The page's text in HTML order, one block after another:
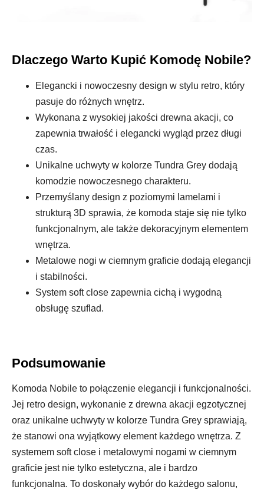
Dlaczego Warto Kupić Komodę Nobile?
Elegancki i nowoczesny design w stylu retro, który
pasuje do różnych wnętrz.
Wykonana z wysokiej jakości drewna akacji, co
zapewnia trwałość i elegancki wygląd przez długi
czas.
Unikalne uchwyty w kolorze Tundra Grey dodają
komodzie nowoczesnego charakteru.
Przemyślany design z poziomymi lamelami i
strukturą 3D sprawia, że komoda staje się nie tylko
funkcjonalnym, ale także dekoracyjnym elementem
wnętrza.
Metalowe nogi w ciemnym graficie dodają elegancji
i stabilności.
System soft close zapewnia cichą i wygodną
obsługę szuflad.
Podsumowanie
Komoda Nobile to połączenie elegancji i funkcjonalności.
Jej retro design, wykonanie z drewna akacji egzotycznej
oraz unikalne uchwyty w kolorze Tundra Grey sprawiają,
że stanowi ona wyjątkowy element każdego wnętrza. Z
systemem soft close i metalowymi nogami w ciemnym
graficie jest nie tylko estetyczna, ale i bardzo
funkcjonalna. To doskonały wybór do każdego salonu,